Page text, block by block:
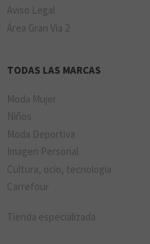
Aviso Legal
Área Gran Via 2
TODAS LAS MARCAS
Moda Mujer
Niños
Moda Deportiva
Imagen Personal
Cultura, ocio, tecnologia
Carrefour
Tienda especializada